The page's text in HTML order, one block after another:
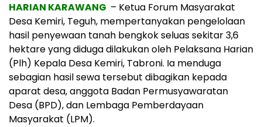
HARIAN KARAWANG – Ketua Forum Masyarakat
Desa Kemiri, Teguh, mempertanyakan pengelolaan
hasil penyewaan tanah bengkok seluas sekitar 3,6
hektare yang diduga dilakukan oleh Pelaksana Harian
(Plh) Kepala Desa Kemiri, Tabroni. Ia menduga
sebagian hasil sewa tersebut dibagikan kepada
aparat desa, anggota Badan Permusyawaratan
Desa (BPD), dan Lembaga Pemberdayaan
Masyarakat (LPM).